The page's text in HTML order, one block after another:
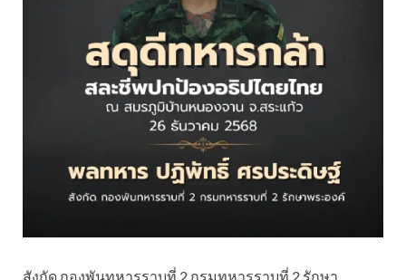
สังกัด กองพันทหารราบที่ 2 กรมทหารราบที่ 2 รักษา